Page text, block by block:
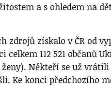
a s ohledem na
zdrojů získalo v ČR od
celkem 112 521 občanů
Někteří se už vrátili
Ke konci předchozího